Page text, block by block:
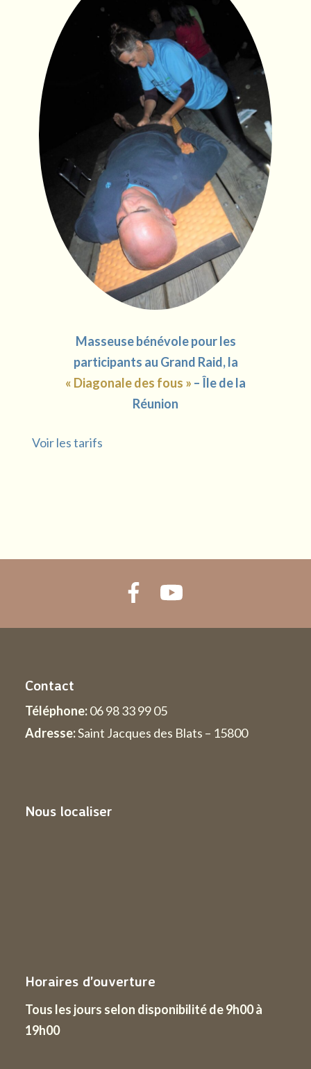
Masseuse bénévole pour les
participants au Grand Raid, la
« Diagonale des fous » – Île de la
Réunion
Voir lestarifs
Contact
Téléphone:06 98 33 99 05
Adresse:Saint Jacques des Blats – 15800
Nous localiser
Horaires d’ouverture
Tous les jours selon disponibilité de 9h00 à
19h00